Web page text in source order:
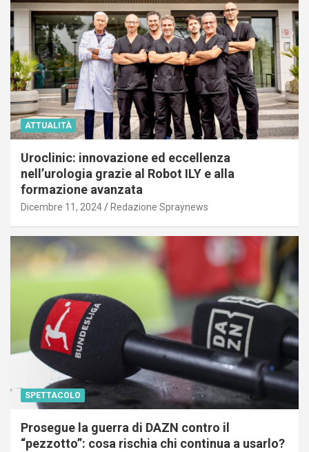
ATTUALITÀ
Uroclinic: innovazione ed eccellenza
nell’urologia grazie al Robot ILY e alla
formazione avanzata
Dicembre 11, 2024 Redazione Spraynews
SPETTACOLO
Prosegue la guerra di DAZN contro il
“pezzotto”: cosa rischia chi continua a usarlo?